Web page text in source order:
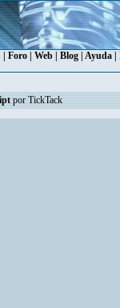
Foro| Web| Blog| Ayuda|
por TickTack